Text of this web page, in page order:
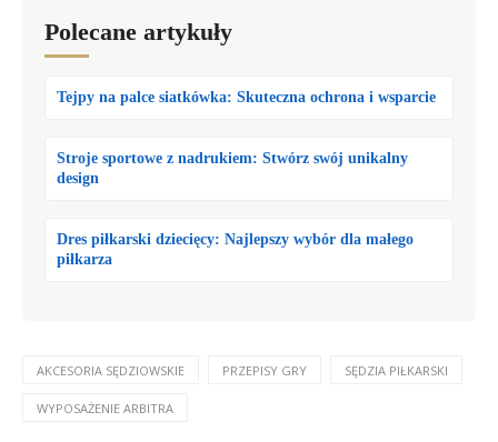
Polecane artykuły
Tejpy na palce siatkówka: Skuteczna ochrona i wsparcie
Stroje sportowe z nadrukiem: Stwórz swój unikalny
design
Dres piłkarski dziecięcy: Najlepszy wybór dla małego
piłkarza
AKCESORIA SĘDZIOWSKIE PRZEPISY GRY SĘDZIA PIŁKARSKI
WYPOSAŻENIE ARBITRA